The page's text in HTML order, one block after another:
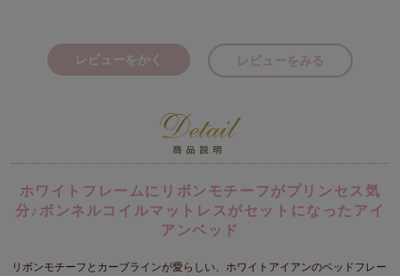
レビューをかく レビューをみる
ホワイトフレームにリボンモチーフがプリンセス気
分♪ボンネルコイルマットレスがセットになったアイ
アンベッド
リボンモチーフとカーブラインが愛らしい、ホワイトアイアンのベッドフレー